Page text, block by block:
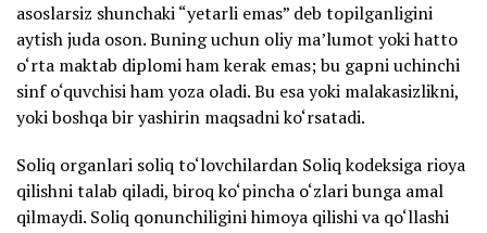
asoslarsiz shunchaki “yetarli emas” deb topilganligini
aytish juda oson. Buning uchun oliy ma’lumot yoki hatto
o‘rta maktab diplomi ham kerak emas; bu gapni uchinchi
sinf o‘quvchisi ham yoza oladi. Bu esa yoki malakasizlikni,
yoki boshqa bir yashirin maqsadni ko‘rsatadi.
Soliq organlari soliq to‘lovchilardan Soliq kodeksiga rioya
qilishni talab qiladi, biroq ko‘pincha o‘zlari bunga amal
qilmaydi. Soliq qonunchiligini himoya qilishi va qo‘llashi